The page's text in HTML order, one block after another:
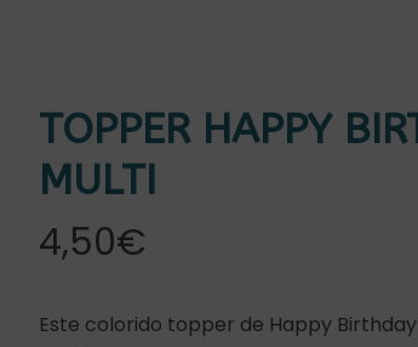
TOPPER HAPPY
MULTI
4,50€
Este colorido topper de Happy